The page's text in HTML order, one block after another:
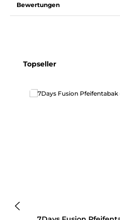
Bewertungen
Produktgalerie überspringen
Topseller